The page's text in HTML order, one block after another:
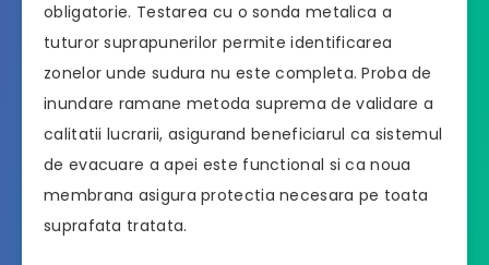
obligatorie. Testarea cu o sonda metalica a
tuturor suprapunerilor permite identificarea
zonelor unde sudura nu este completa. Proba de
inundare ramane metoda suprema de validare a
calitatii lucrarii, asigurand beneficiarul ca sistemul
de evacuare a apei este functional si ca noua
membrana asigura protectia necesara pe toata
suprafata tratata.